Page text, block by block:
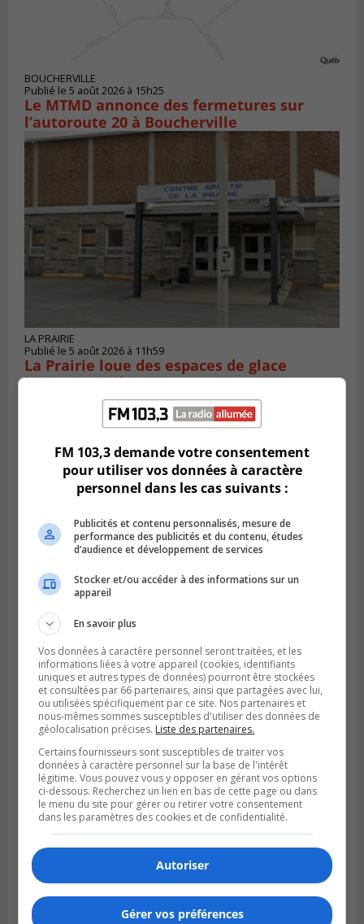
BOUCHERVILLE
Publié le 5 août 2026 à 15h25
Le MTMD annonce des fermetures sur
l’autoroute 20 à Boucherville
LA PRAIRIE
Publié le 5 août 2026 à 11h59
La Prairie loue des espaces de glace
jusqu’en avril 2027
LA PRAIRIE
Publié le 4 août 2026 à 15h50
Le mur du rempart de La Prairie retrouve
sa jeunesse
SAINT-CONSTANT
Publié le 4 août 2026 à 14h02
Saint-Constant signe une nouvelle
convention pour le bien de la population
FM 103,3 demande votre consentement
pour utiliser vos données à caractère
personnel dans les cas suivants :
Publicités et contenu personnalisés, mesure de
performance des publicités et du contenu, études
d’audience et développement de services
Stocker et/ou accéder à des informations sur un
appareil
En savoir plus
Vos données à caractère personnel seront traitées, et les
informations liées à votre appareil (cookies, identifiants
uniques et autres types de données) pourront être stockées
et consultées par 66 partenaires, ainsi que partagées avec lui,
ou utilisées spécifiquement par ce site. Nos partenaires et
nous-mêmes sommes susceptibles d'utiliser des données de
géolocalisation précises. Liste des partenaires.
Certains fournisseurs sont susceptibles de traiter vos
données à caractère personnel sur la base de l'intérêt
légitime. Vous pouvez vous y opposer en gérant vos options
ci-dessous. Recherchez un lien en bas de cette page ou dans
le menu du site pour gérer ou retirer votre consentement
dans les paramètres des cookies et de confidentialité.
Autoriser
Gérer vos préférences